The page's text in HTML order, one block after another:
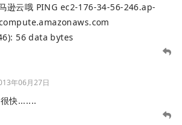
逊云哦 PING ec2-176-34-56-246.ap-
56 data bytes
年06月27日
快.......